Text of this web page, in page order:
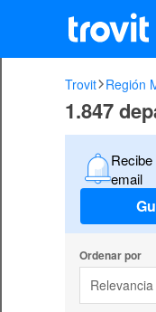
Trovit Región
1.847
email
Ordenar por
Relevancia